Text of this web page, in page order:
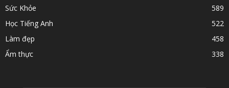
Sức Khỏe
589
Học Tiếng Anh
522
Làm đẹp
458
Ẩm thực
338